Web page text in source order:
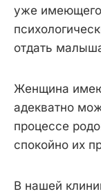
уже
отдать
Женщина
адекватно
процессе
спокойно их
В нашей